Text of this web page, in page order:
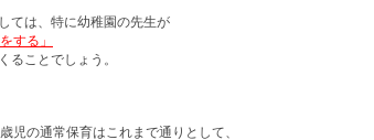
ては、特に幼稚園の先生が
する」
ることでしょう。
児の通常保育はこれまで通りとして、